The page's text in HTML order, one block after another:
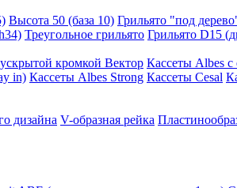
Высота 50 (база 10) Грильято "под
Треугольное грильято Грильято D15
кромкой Вектор Кассеты Albes
in) Кассеты Albes Strong Кассеты Cesal
дизайна V-образная рейка